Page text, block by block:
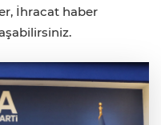
İhracat haber